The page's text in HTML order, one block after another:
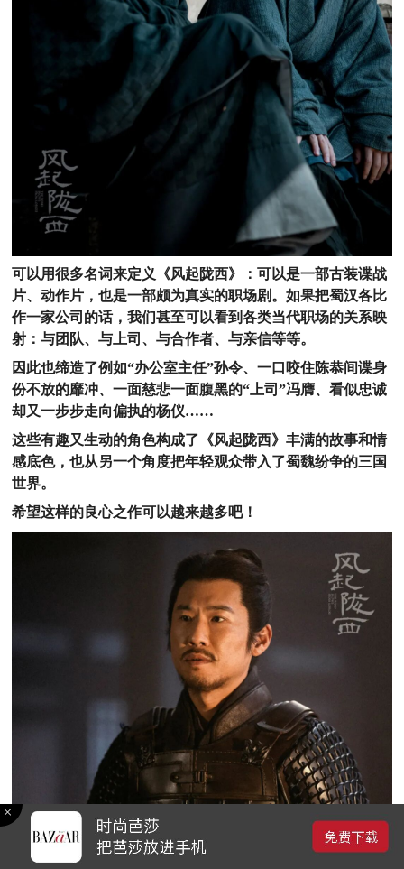
可以用很多名词来定义《风起陇西》：可以是一部古装谍战
片、动作片，也是一部颇为真实的职场剧。如果把蜀汉各比
作一家公司的话，我们甚至可以看到各类当代职场的关系映
射：与团队、与上司、与合作者、与亲信等等。
因此也缔造了例如“办公室主任”孙令、一口咬住陈恭间谍身
份不放的靡冲、一面慈悲一面腹黑的“上司”冯膺、看似忠诚
却又一步步走向偏执的杨仪……
这些有趣又生动的角色构成了《风起陇西》丰满的故事和情
感底色，也从另一个角度把年轻观众带入了蜀魏纷争的三国
世界。
希望这样的良心之作可以越来越多吧！